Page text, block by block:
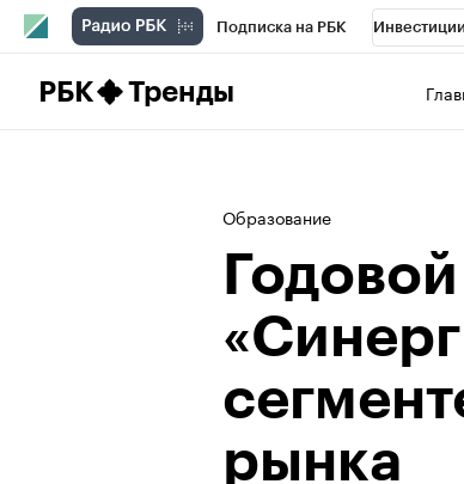
Подписка на РБК Инвестиции
РБК Тренды
Образование
рынка